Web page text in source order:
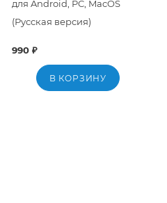
для Android, PC, MacOS
(Русская версия)
990 ₽
В КОРЗИНУ